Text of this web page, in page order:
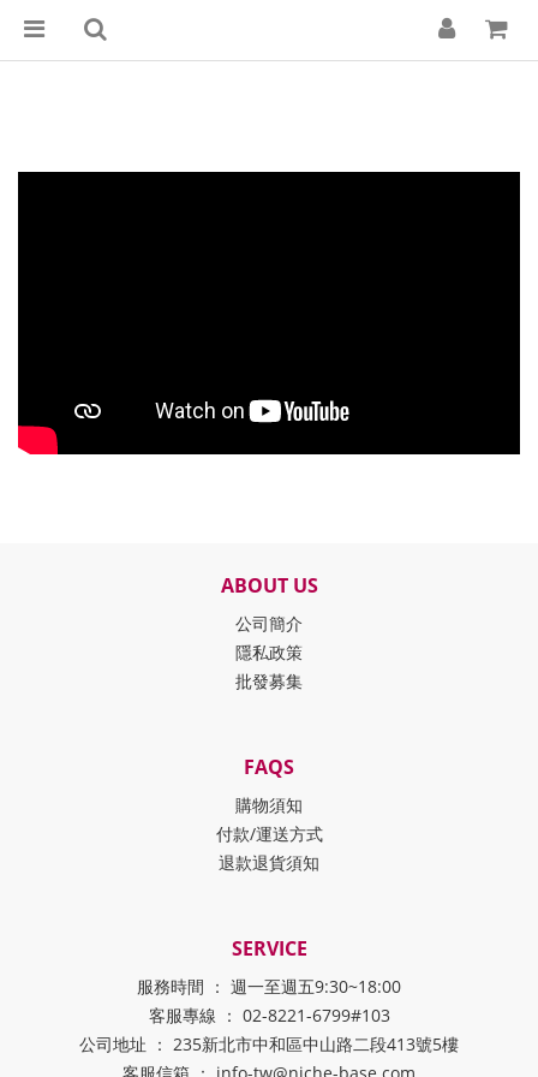
ABOUT US
公司簡介
隱私政策
批發募集
FAQS
購物須知
付款/運送方式
退款退貨須知
SERVICE
服務時間 ： 週一至週五9:30~18:00
客服專線 ： 02-8221-6799#103
公司地址 ： 235新北市中和區中山路二段413號5樓